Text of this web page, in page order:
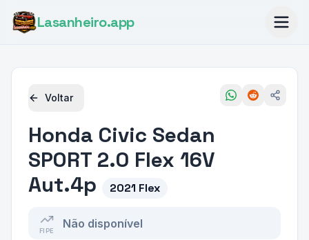
Lasanheiro.app
Voltar
Honda Civic Sedan
SPORT 2.0 Flex 16V
Aut.4p
2021 Flex
FIPE
Não disponível